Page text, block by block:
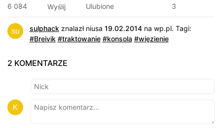
6 084 Wyślij Ulubione 3
sulphackznalazł niusa 19.02.2014na wp.pl. Tagi:
#Breivik #traktowanie #konsola #więzienie
2 KOMENTARZE